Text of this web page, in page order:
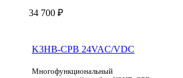
34 700 ₽
K3HB-CPB 24VAC/VDC
Многофункциональный